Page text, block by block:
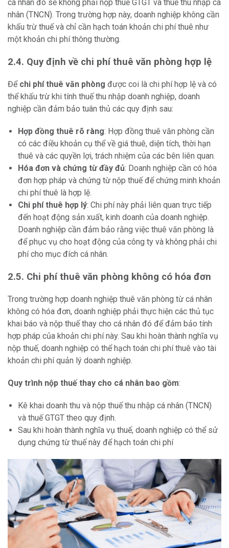
cá nhân đó sẽ không phải nộp thuế GTGT và thuế thu nhập cá
nhân (TNCN). Trong trường hợp này, doanh nghiệp không cần
khấu trừ thuế và chỉ cần hạch toán khoản chi phí thuê như
một khoản chi phí thông thường.
2.4. Quy định về chi phí thuê văn phòng hợp lệ
Để chi phí thuê văn phòng được coi là chi phí hợp lệ và có
thể khấu trừ khi tính thuế thu nhập doanh nghiệp, doanh
nghiệp cần đảm bảo tuân thủ các quy định sau:
Hợp đồng thuê rõ ràng: Hợp đồng thuê văn phòng cần
có các điều khoản cụ thể về giá thuê, diện tích, thời hạn
thuê và các quyền lợi, trách nhiệm của các bên liên quan.
Hóa đơn và chứng từ đầy đủ: Doanh nghiệp cần có hóa
đơn hợp pháp và chứng từ nộp thuế để chứng minh khoản
chi phí thuê là hợp lệ.
Chi phí thuê hợp lý: Chi phí này phải liên quan trực tiếp
đến hoạt động sản xuất, kinh doanh của doanh nghiệp.
Doanh nghiệp cần đảm bảo rằng việc thuê văn phòng là
để phục vụ cho hoạt động của công ty và không phải chi
phí cho mục đích cá nhân.
2.5. Chi phí thuê văn phòng không có hóa đơn
Trong trường hợp doanh nghiệp thuê văn phòng từ cá nhân
không có hóa đơn, doanh nghiệp phải thực hiện các thủ tục
khai báo và nộp thuế thay cho cá nhân đó để đảm bảo tính
hợp pháp của khoản chi phí này. Sau khi hoàn thành nghĩa vụ
nộp thuế, doanh nghiệp có thể hạch toán chi phí thuê vào tài
khoản chi phí quản lý doanh nghiệp.
Quy trình nộp thuế thay cho cá nhân bao gồm:
Kê khai doanh thu và nộp thuế thu nhập cá nhân (TNCN)
và thuế GTGT theo quy định.
Sau khi hoàn thành nghĩa vụ thuế, doanh nghiệp có thể sử
dụng chứng từ thuế này để hạch toán chi phí